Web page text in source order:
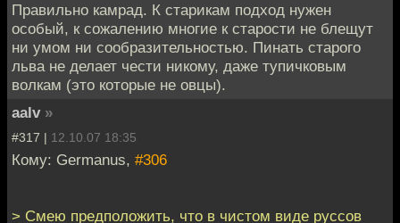
Правильно камрад. К старикам подход нужен
особый, к сожалению многие к старости не блещут
ни умом ни сообразительностью. Пинать старого
льва не делает чести никому, даже тупичковым
волкам (это которые не овцы).
aalv »
#317 | 12.10.07 18:35
Кому: Germanus, #306
> Смею предположить, что в чистом виде руссов